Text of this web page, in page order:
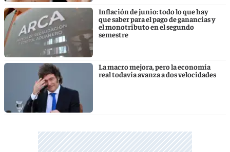
Inflación de junio: todo lo que hay
que saber para el pago de ganancias y
el monotributo en el segundo
semestre
La macro mejora, pero la economía
real todavía avanza a dos velocidades